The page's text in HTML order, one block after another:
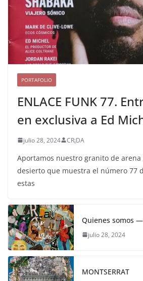
PORTAFOLIO
ENLACE FUNK 77.
en exclusiva a Ed
julio 28, 2024 CR¡DA
Aportamos nuestro granito de arena
desierto que muestra el número 77
estas
Quienes somos —
julio 28, 2024
MONTSERRAT